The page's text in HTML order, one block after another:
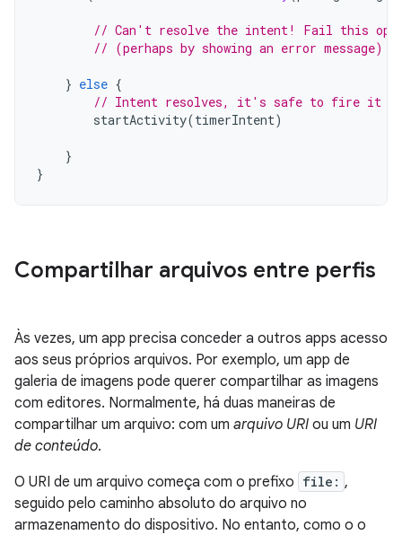
// Can't resolve the intent! Fail this
// (perhaps by showing an error message)
} else {
// Intent resolves, it's safe to fire it
startActivity(timerIntent)
}
}
Compartilhar arquivos entre perfis
Às vezes, um app precisa conceder a outros apps acesso
aos seus próprios arquivos. Por exemplo, um app de
galeria de imagens pode querer compartilhar as imagens
com editores. Normalmente, há duas maneiras de
compartilhar um arquivo: com um arquivo URI ou um URI
de conteúdo.
O URI de um arquivo começa com o prefixo file: ,
seguido pelo caminho absoluto do arquivo no
armazenamento do dispositivo. No entanto, como o o